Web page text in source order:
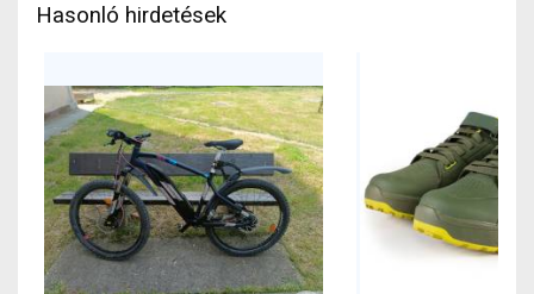
Hasonló hirdetések